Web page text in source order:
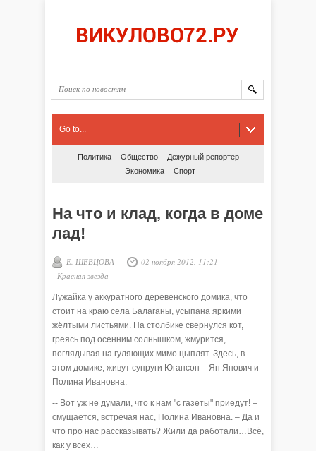
Go to...
Политика Общество
Дежурный репортер
Экономика
Спорт
На что и клад, когда в доме
лад!
Е. ШЕВЦОВА
02 ноября 2012, 11:21
- Красная звезда
Лужайка у аккуратного деревенского домика, что
стоит на краю села Балаганы, усыпана яркими
жёлтыми листьями. На столбике свернулся кот,
греясь под осенним солнышком, жмурится,
поглядывая на гуляющих мимо цыплят. Здесь, в
этом домике, живут супруги Югансон – Ян Янович и
Полина Ивановна.
-- Вот уж не думали, что к нам "с газеты" приедут! –
смущается, встречая нас, Полина Ивановна. – Да и
что про нас рассказывать? Жили да работали…Всё,
как у всех…